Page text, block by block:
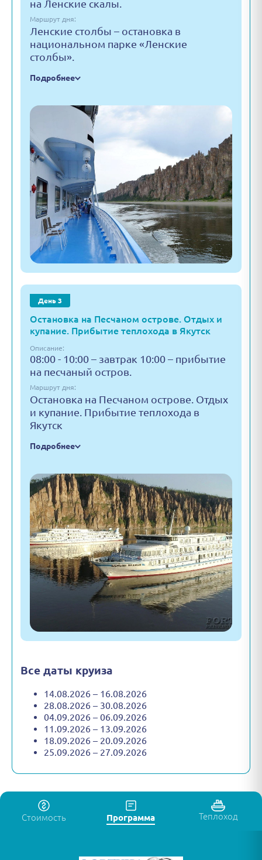
на Ленские скалы.
Маршрут дня:
Ленские столбы – остановка в
национальном парке «Ленские
столбы».
Подробнее
День 3
Остановка на Песчаном острове. Отдых и
купание. Прибытие теплохода в Якутск
Описание:
08:00 - 10:00 – завтрак 10:00 – прибытие
на песчаный остров.
Маршрут дня:
Остановка на Песчаном острове. Отдых
и купание. Прибытие теплохода в
Якутск
Подробнее
Все даты круиза
14.08.2026 – 16.08.2026
28.08.2026 – 30.08.2026
04.09.2026 – 06.09.2026
11.09.2026 – 13.09.2026
18.09.2026 – 20.09.2026
25.09.2026 – 27.09.2026
Стоимость Программа Теплоход